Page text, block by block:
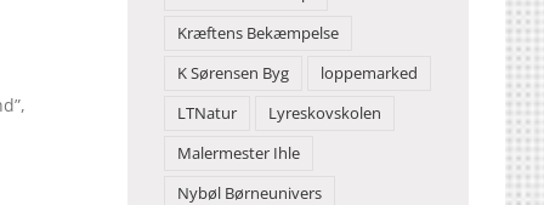
Kræftens Bekæmpelse
K Sørensen Byg
loppemarked
LTNatur
Lyreskovskolen
Malermester Ihle
Nybøl Børneunivers